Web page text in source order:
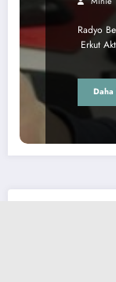
Radyo
Erkut
Daha